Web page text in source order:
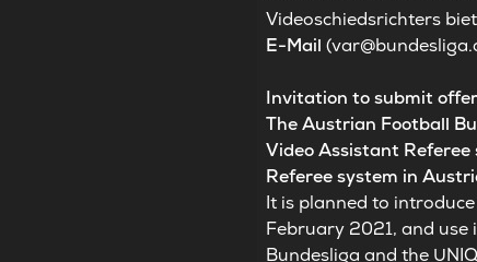
Videoschiedsrichters
E-Mail (
Invitation to submit
The Austrian Football
Video Assistant
Referee system in
It is planned to
February 2021, and
Bundesliga and the